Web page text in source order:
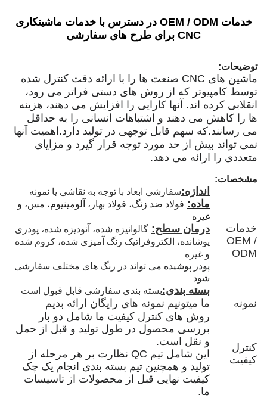
خدمات OEM / ODM در دسترس با خدمات ماشینکاری
CNC برای طرح های سفارشی
توضیحات:
ماشین های CNC صنعت ها را با ارائه دقت کنترل شده
توسط کامپیوتر که از روش های دستی فراتر می رود،
انقلابی کرده اند. آنها کارایی را افزایش می دهند، هزینه
ها را کاهش می دهند و اشتباهات انسانی را به حداقل
می رسانند.که سهم قابل توجهی در تولید دارد.اهمیت آنها
نمی تواند بیش از حد مورد توجه قرار گیرد و مزایای
متعددی را ارائه می دهد.
مشخصات:
خدمات
OEM /
ODM
اندازه:سفارشی ابعاد با توجه به نقاشی یا نمونه
ماده: فولاد ضد زنگ، فولاد بهار، آلومینیوم، مس، و
غیره
درمان سطح: گالوانیزه شده، آنودیزه شده، پودری
پوشانده، الکتروفراتیک رنگ آمیزی شده، کروم شده
و غیره
پودر پوشیده می تواند در رنگ های مختلف سفارشی
شود
بسته بندی:بسته بندی سفارشی قابل قبول است
نمونه ما میتونیم نمونه های رایگان ارائه بدیم
کنترل
کیفیت
روش های کنترل کیفیت ما شامل دو بار
بررسی محصول در طول تولید و قبل از حمل
و نقل است.
این شامل تیم QC نظارت بر هر مرحله از
تولید و همچنین تیم بسته بندی انجام یک چک
کیفیت نهایی قبل از محصولات از تاسیسات
ما.